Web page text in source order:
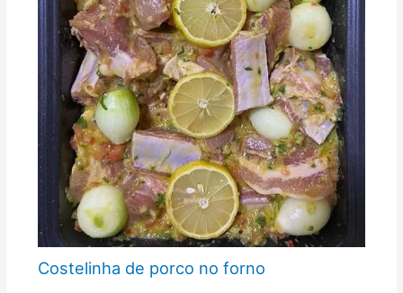
Costelinha de porco no forno